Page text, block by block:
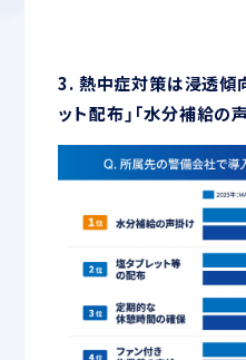
3. 熱中症対策は浸透傾
ット配布」「水分補給の